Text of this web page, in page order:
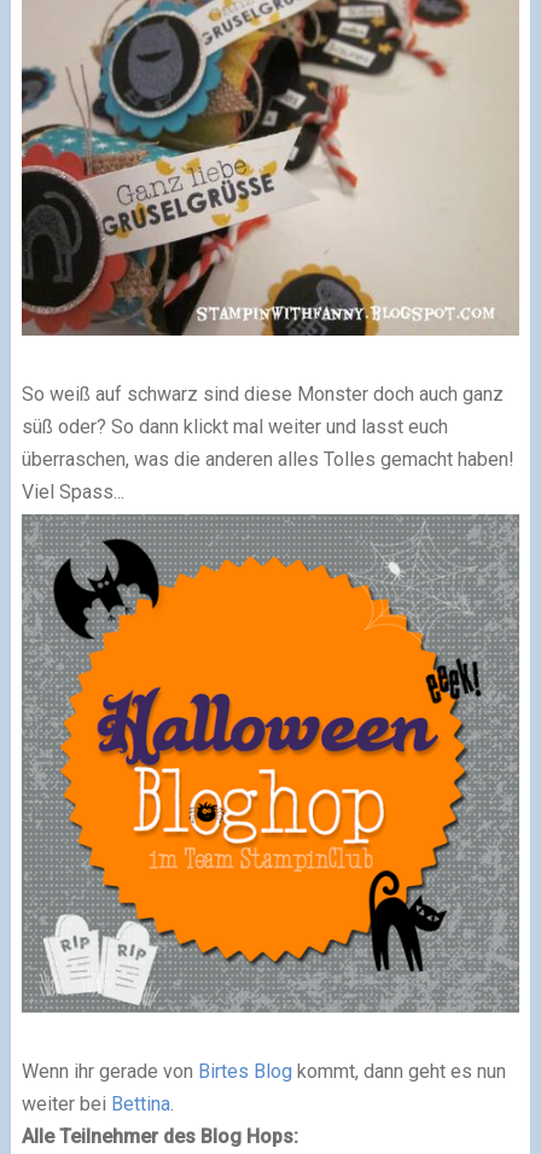
So weiß auf schwarz sind diese Monster doch auch ganz
süß oder? So dann klickt mal weiter und lasst euch
überraschen, was die anderen alles Tolles gemacht haben!
Viel Spass...
Wenn ihr gerade von Birtes Blog kommt, dann geht es nun
weiter bei Bettina.
Alle Teilnehmer des Blog Hops: